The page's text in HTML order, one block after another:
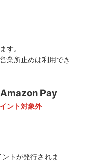
す。
業所止めは利用でき
Amazon Pay
ント対象外
トが発行されま